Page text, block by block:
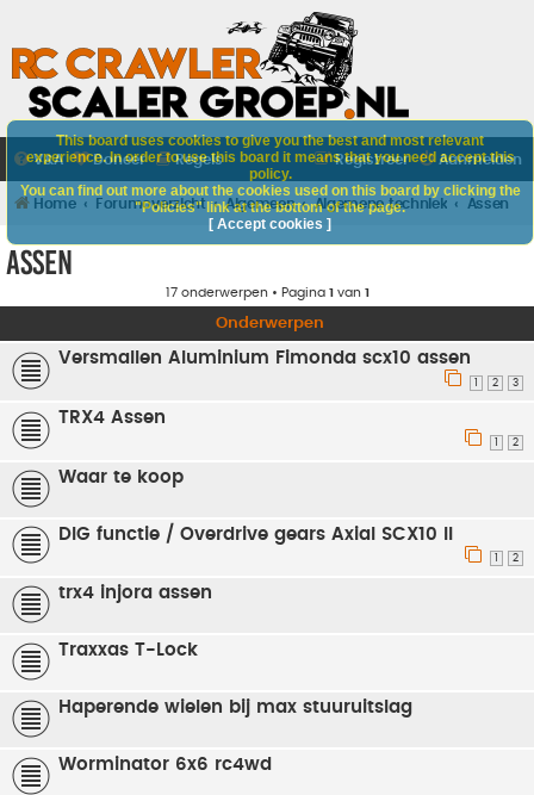
V&A Doneer Regels Aanmelden
Registreer
Home Forumoverzicht Algemeen Algemene techniek Assen
Assen
17 onderwerpen • Pagina 1 van 1
Onderwerpen
Versmallen Aluminium Fimonda scx10 assen
2 3
TRX4 Assen
1 2
Waar te koop
DIG functie / Overdrive gears Axial SCX10 II
2
trx4 injora assen
Traxxas T-Lock
Haperende wielen bij max stuuruitslag
Worminator 6x6 rc4wd
This board uses cookies to give you the best and most relevant
experience. In order to use this board it means that you need accept this
policy.
You can find out more about the cookies used on this board by clicking the
"Policies" link at the bottom of the page.
[ Accept cookies ]